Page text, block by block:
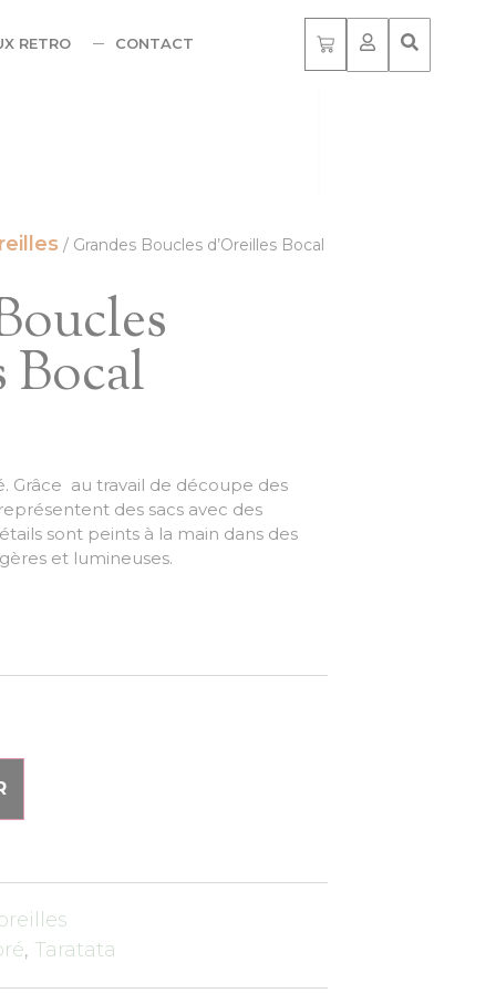
RETRO CONTACT
/ Grandes Boucles d’Oreilles Bocal
Bocal
Grâce au travail de découpe des
des sacs avec des
sont peints à la main dans des
et lumineuses.
, Taratata